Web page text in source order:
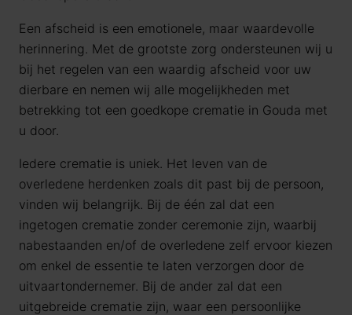
Een afscheid is een emotionele, maar waardevolle
herinnering. Met de grootste zorg ondersteunen wij u
bij het regelen van een waardig afscheid voor uw
dierbare en nemen wij alle mogelijkheden met
betrekking tot een goedkope crematie in Gouda met
u door.
Iedere crematie is uniek. Het leven van de
overledene herdenken zoals dit past bij de persoon,
vinden wij belangrijk. Bij de één zal dat een
ingetogen crematie zonder ceremonie zijn, waarbij
nabestaanden en/of de overledene zelf ervoor kiezen
om enkel de essentie te laten verzorgen door de
uitvaartondernemer. Bij de ander zal dat een
uitgebreide crematie zijn, waar een persoonlijke